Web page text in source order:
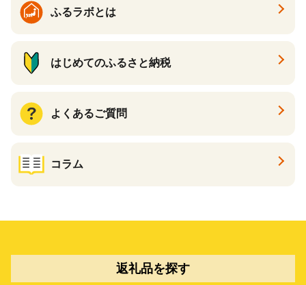
ふるラボとは
はじめてのふるさと納税
よくあるご質問
コラム
返礼品を探す